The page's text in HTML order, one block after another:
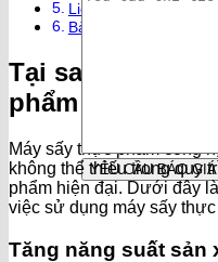
Liên hệ để được tư
Bài viết liên quan:
Tại sao nên sử
phẩm công
Máy sấy thực phẩm công
không thể thiếu trong quy
phẩm hiện đại. Dưới đây
việc sử dụng máy sấy
Tăng năng suất sản